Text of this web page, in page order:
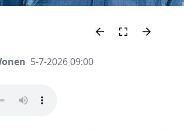
5-7-2026 09:00